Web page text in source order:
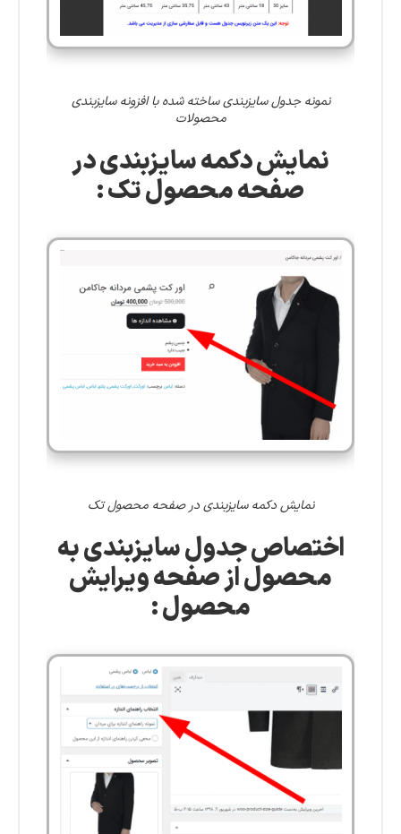
نمونه جدول سایزبندی ساخته شده با افزونه سایزبندی
محصولات
نمایش دکمه سایزبندی در
صفحه محصول تک :
نمایش دکمه سایزبندی در صفحه محصول تک
اختصاص جدول سایزبندی به
محصول از صفحه ویرایش
محصول :